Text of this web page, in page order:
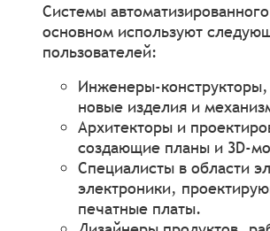
Системы
основном используют
пользователей:
Инженеры-
новые изделия и
Архитекторы и
создающие планы и 3D-
Специалисты в области
электроники,
печатные платы.